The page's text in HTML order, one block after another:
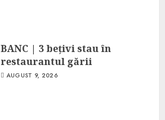
BANC | 3 bețivi stau în
restaurantul gării
AUGUST 9, 2026